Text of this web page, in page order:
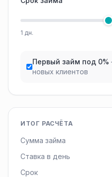
1 дн.
Первый займ под 0%
новых клиентов
ИТОГ РАСЧЁТА
Сумма займа
Ставка в день
Срок